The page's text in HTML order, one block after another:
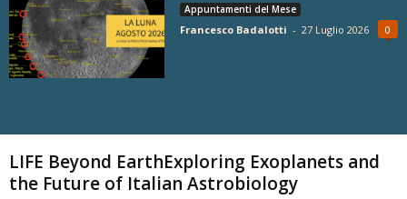
Appuntamenti del Mese
Francesco Badalotti - 27 Luglio 2026 0
LIFE Beyond EarthExploring Exoplanets and
the Future of Italian Astrobiology